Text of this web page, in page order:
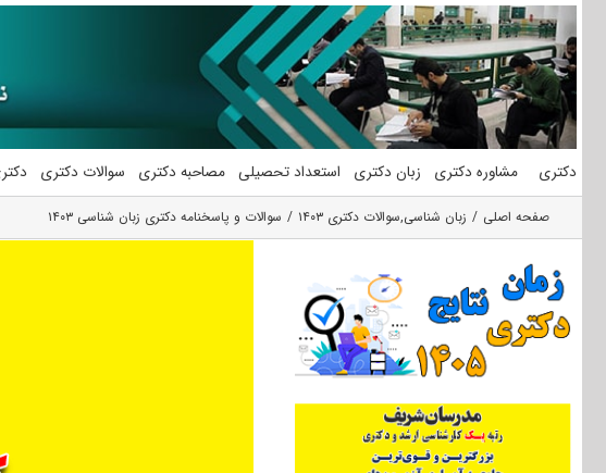
محتوا
دکتری مشاوره دکتری زبان دکتری استعداد تحصیلی مصاحبه دکتری سوالات دکتری
صفحه اصلی زبان شناسی,سوالات دکتری ۱۴۰۳ سوالات و پاسخنامه دکتری زبان شناسی ۱۴۰۳